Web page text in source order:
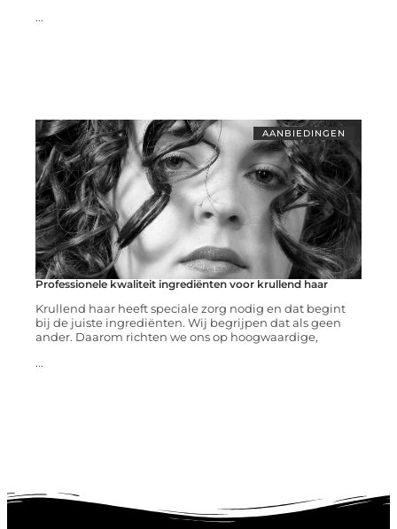
...
AANBIEDINGEN
Professionele kwaliteit ingrediënten voor krullend haar
Krullend haar heeft speciale zorg nodig en dat begint
bij de juiste ingrediënten. Wij begrijpen dat als geen
ander. Daarom richten we ons op hoogwaardige,
...